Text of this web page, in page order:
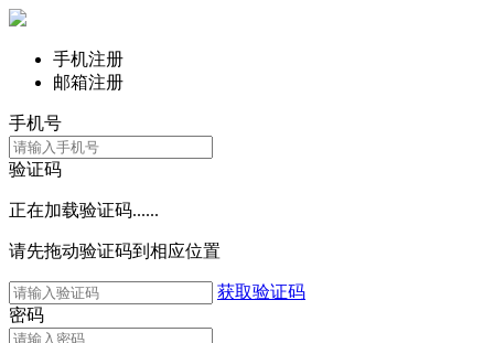
手机注册
邮箱注册
手机号
验证码
正在加载验证码......
请先拖动验证码到相应位置
获取验证码
密码